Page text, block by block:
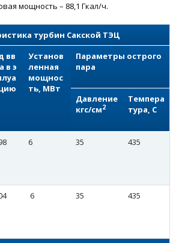
мощность – 88,1 Гкал/ч.
турбин Cакской ТЭЦ
вв
в э
Установ
ленная
мощнос
ть, МВт
Параметры острого
пара
Давление
кгс/см2
Темпера
тура, С
6 35 435
6 35 435